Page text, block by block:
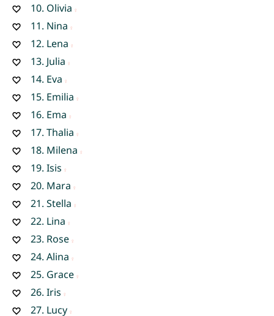
10. Olivia
11. Nina
12. Lena
13. Julia
14. Eva
15. Emilia
16. Ema
17. Thalia
18. Milena
19. Isis
20. Mara
21. Stella
22. Lina
23. Rose
24. Alina
25. Grace
26. Iris
27. Lucy